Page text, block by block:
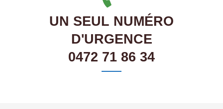
UN SEUL NUMÉRO
D'URGENCE
0472 71 86 34